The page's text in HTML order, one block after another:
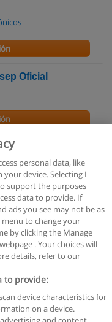
Oficial
de
del Estero
personal data, like
device. Selecting I
support the purposes
data to provide. If
ads you see may not be as
to change your
by clicking the Manage
. Your choices will
details, refer to our
to provide:
device characteristics for
on a device.